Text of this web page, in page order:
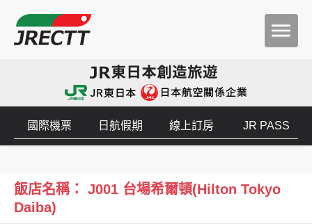
國際機票 日航假期 線上訂房 JR PASS
飯店名稱： J001 台場希爾頓(Hilton Tokyo
Daiba)